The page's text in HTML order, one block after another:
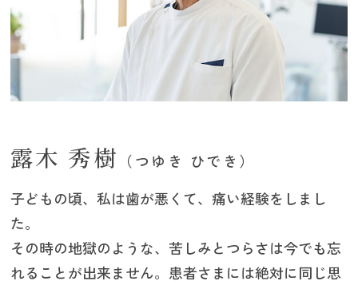
露木 秀樹 （つゆき ひでき）
子どもの頃、私は歯が悪くて、痛い経験をしまし
た。
その時の地獄のような、苦しみとつらさは今でも忘
れることが出来ません。患者さまには絶対に同じ思